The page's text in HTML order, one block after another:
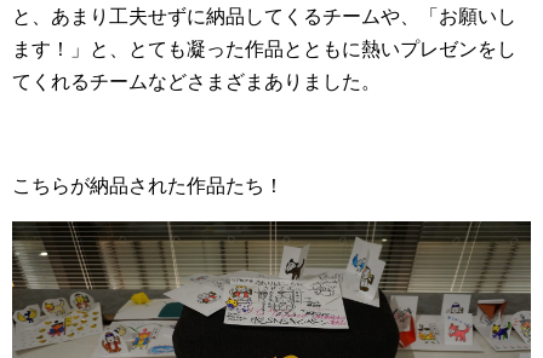
と、あまり工夫せずに納品してくるチームや、「お願いし
ます！」と、とても凝った作品とともに熱いプレゼンをし
てくれるチームなどさまざまありました。
こちらが納品された作品たち！